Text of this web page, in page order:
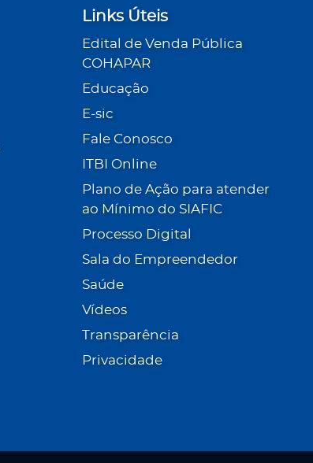
Links Úteis
Edital de Venda Pública
COHAPAR
Educação
E-sic
Fale Conosco
ITBI Online
Plano de Ação para atender
ao Mínimo do SIAFIC
Processo Digital
Sala do Empreendedor
Saúde
Vídeos
Transparência
Privacidade